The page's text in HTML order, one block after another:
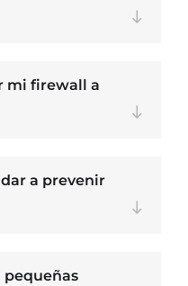
mi firewall a
a prevenir
pequeñas